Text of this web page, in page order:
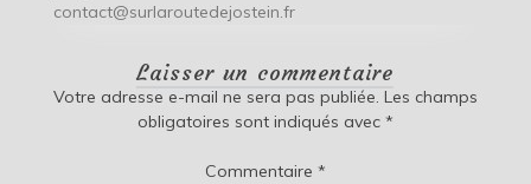
contact@surlaroutedejostein.fr
Laisser un commentaire
Votre adresse e-mail ne sera pas publiée. Les champs
obligatoires sont indiqués avec *
Commentaire *